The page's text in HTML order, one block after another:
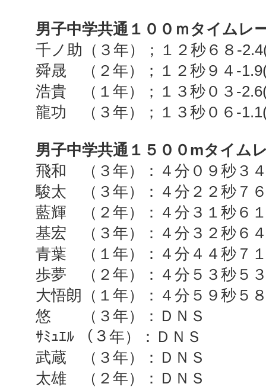
男子中学共通１００ｍタイムレ
千ノ助（３年）；１２秒６８ -
舜晟 （２年）；１２秒９４ -
浩貴 （１年）；１３秒０３ -
龍功 （３年）；１３秒０６ -
男子中学共通１５００ mタイム
飛和 （３年）：４分０９秒３
駿太 （３年）：４分２２秒７
藍輝 （２年）：４分３１秒６
基宏 （３年）：４分３２秒６
青葉 （１年）：４分４４秒７
歩夢 （２年）：４分５３秒５
大悟朗（１年）：４分５９秒５
悠 （３年）：ＤＮＳ
ｻﾐｭｴﾙ （３年）：ＤＮＳ
武蔵 （３年）：ＤＮＳ
太雄 （２年）：ＤＮＳ